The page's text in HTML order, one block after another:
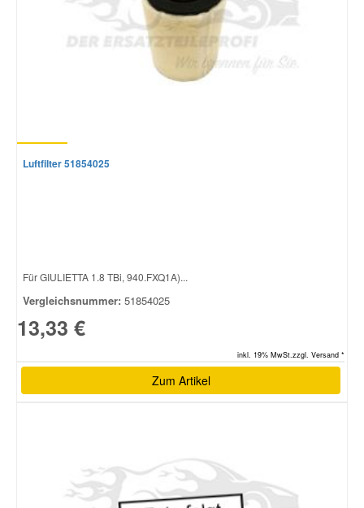
Luftfilter 51854025
Für GIULIETTA 1.8 TBi, 940.FXQ1A)...
Vergleichsnummer: 51854025
13,33 €
inkl. 19% MwSt.zzgl. Versand *
Zum Artikel